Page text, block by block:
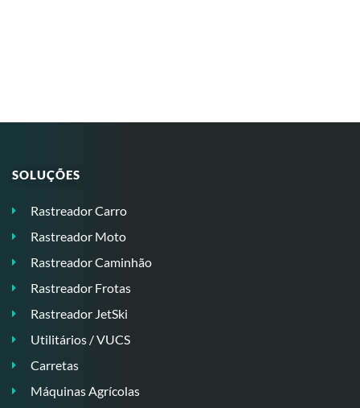
SOLUÇÕES
Rastreador Carro
Rastreador Moto
Rastreador Caminhão
Rastreador Frotas
Rastreador JetSki
Utilitários / VUCS
Carretas
Máquinas Agrícolas